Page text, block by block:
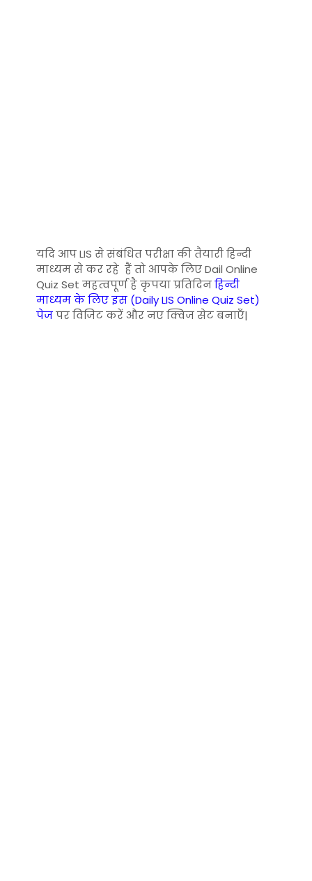
यदि आप LIS से संबंधित परीक्षा की तैयारी हिन्दी
माध्यम से कर रहे हैं तो आपके लिए Dail Online
Quiz Set महत्वपूर्ण है कृपया प्रतिदिनहिन्दी
माध्यम के लिए इस (Daily LIS Online Quiz Set)
पेजपर विजिट करें और नए क्विज सेट बनाएँ|